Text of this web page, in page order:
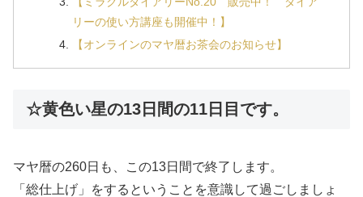
リーの使い方講座も開催中！】
【オンラインのマヤ暦お茶会のお知らせ】
☆黄色い星の13日間の11日目です。
マヤ暦の260日も、この13日間で終了します。
「総仕上げ」をするということを意識して過ごしましょ